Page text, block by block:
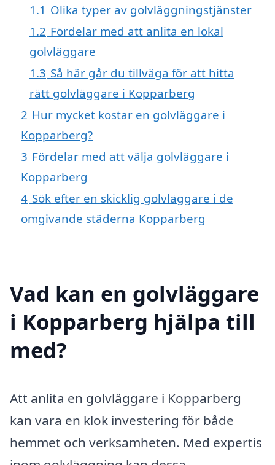
1.1 Olika typer av golvläggningstjänster
1.2 Fördelar med att anlita en lokal
golvläggare
1.3 Så här går du tillväga för att hitta
rätt golvläggare i Kopparberg
2 Hur mycket kostar en golvläggare i
Kopparberg?
3 Fördelar med att välja golvläggare i
Kopparberg
4 Sök efter en skicklig golvläggare i de
omgivande städerna Kopparberg
Vad kan en golvläggare
i Kopparberg hjälpa till
med?
Att anlita en golvläggare i Kopparberg
kan vara en klok investering för både
hemmet och verksamheten. Med expertis